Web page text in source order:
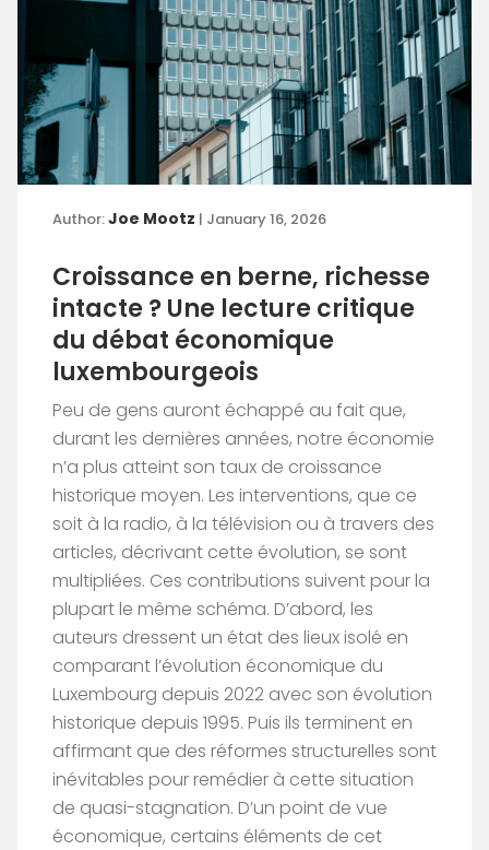
Author:Joe Mootz | January 16, 2026
Croissance en berne, richesse
intacte ? Une lecture critique
du débat économique
luxembourgeois
Peu de gens auront échappé au fait que,
durant les dernières années, notre économie
n’a plus atteint son taux de croissance
historique moyen. Les interventions, que ce
soit à la radio, à la télévision ou à travers des
articles, décrivant cette évolution, se sont
multipliées. Ces contributions suivent pour la
plupart le même schéma. D’abord, les
auteurs dressent un état des lieux isolé en
comparant l’évolution économique du
Luxembourg depuis 2022 avec son évolution
historique depuis 1995. Puis ils terminent en
affirmant que des réformes structurelles sont
inévitables pour remédier à cette situation
de quasi-stagnation. D’un point de vue
économique, certains éléments de cet